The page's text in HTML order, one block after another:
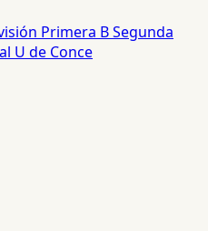
Primera BSegunda
U de Conce